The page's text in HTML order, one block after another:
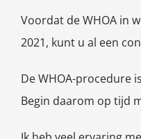
Voordat de WHOA in
2021, kunt u al een
De WHOA-procedure
Begin daarom op tijd